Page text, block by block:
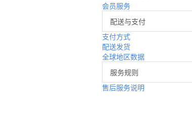
会员服务
配送与支付
支付方式
配送发货
全球地区数据
服务规则
售后服务说明